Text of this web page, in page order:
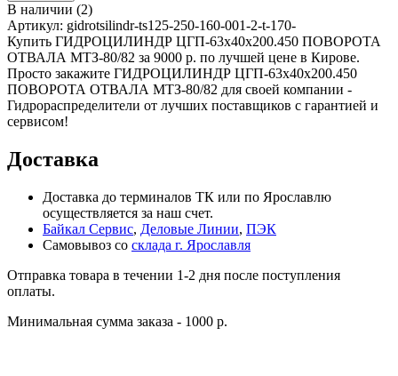
В наличии (2)
Артикул: gidrotsilindr-ts125-250-160-001-2-t-170-
Купить ГИДРОЦИЛИНДР ЦГП-63х40х200.450 ПОВОРОТА
ОТВАЛА МТЗ-80/82 за 9000 р. по лучшей цене в Кирове.
Просто закажите ГИДРОЦИЛИНДР ЦГП-63х40х200.450
ПОВОРОТА ОТВАЛА МТЗ-80/82 для своей компании -
Гидрораспределители от лучших поставщиков с гарантией и
сервисом!
Доставка
Доставка до терминалов ТК или по Ярославлю
осуществляется за наш счет.
Байкал Сервис, Деловые Линии, ПЭК
Самовывоз со склада г. Ярославля
Отправка товара в течении 1-2 дня после поступления
оплаты.
Минимальная сумма заказа - 1000 р.